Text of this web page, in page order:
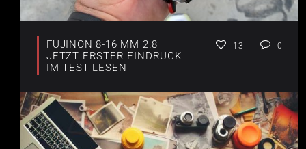
FUJINON 8-16 MM 2.8 –
JETZT ERSTER EINDRUCK
IM TEST LESEN
13 0